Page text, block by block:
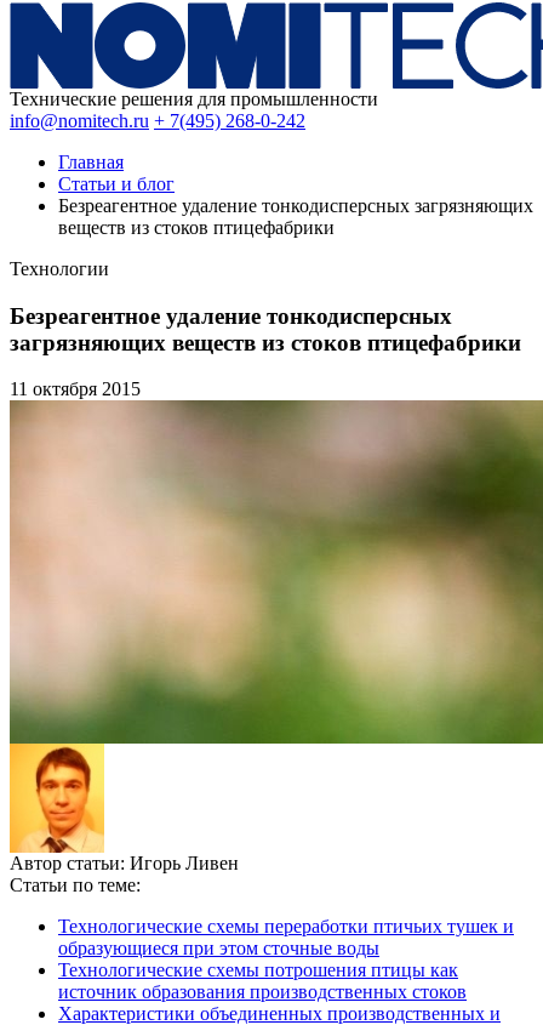
Технические решения для промышленности
info@nomitech.ru + 7(495) 268-0-242
Главная
Статьи и блог
Безреагентное удаление тонкодисперсных загрязняющих
веществ из стоков птицефабрики
Технологии
Безреагентное удаление тонкодисперсных
загрязняющих веществ из стоков птицефабрики
11 октября 2015
Автор статьи: Игорь Ливен
Статьи по теме:
Технологические схемы переработки птичьих тушек и
образующиеся при этом сточные воды
Технологические схемы потрошения птицы как
источник образования производственных стоков
Характеристики объединенных производственных и